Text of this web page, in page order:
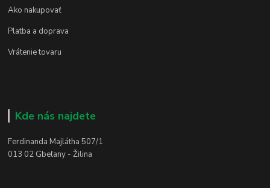
Ako nakupovať
Platba a doprava
Vrátenie tovaru
Kde nás najdete
Ferdinanda Majlátha 507/1
013 02 Gbeľany - Žilina